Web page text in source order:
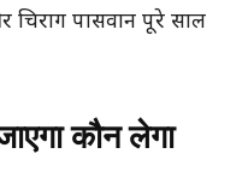
चिराग पासवान पूरे साल
कौन लेगा